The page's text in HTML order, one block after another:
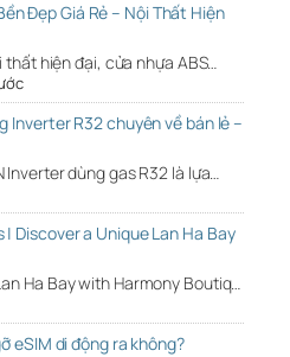
Đẹp Giá Rẻ – Nội Thất Hiện
hiện đại, cửa nhựa ABS…
Inverter R32 chuyên về bán lẻ –
Inverter dùng gas R32 là lựa…
Discover a Unique Lan Ha Bay
Ha Bay with Harmony Boutiq…
eSIM di động ra không?